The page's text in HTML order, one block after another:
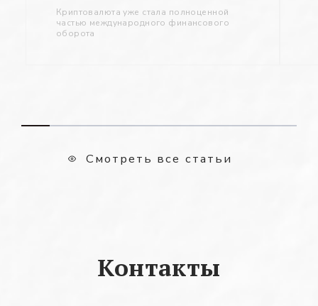
Криптовалюта уже стала полноценной
частью международного финансового
оборота
Смотреть все статьи
Контакты